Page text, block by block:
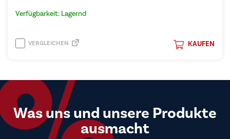
Verfügbarkeit: Lagernd
KAUFEN
VERGLEICHEN
Was uns und unsere Produkte
ausmacht